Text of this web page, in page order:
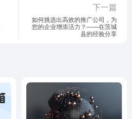
下一篇
如何挑选出高效的推广公司，为
您的企业增添活力？——在茨城
县的经验分享